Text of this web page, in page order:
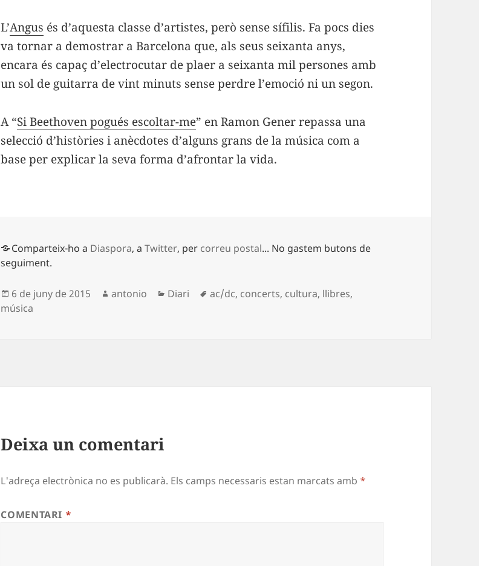
L’Angus és d’aquesta classe d’artistes, però sense sífilis. Fa pocs dies
va tornar a demostrar a Barcelona que, als seus seixanta anys,
encara és capaç d’electrocutar de plaer a seixanta mil persones amb
un sol de guitarra de vint minuts sense perdre l’emoció ni un segon.
A “Si Beethoven pogués escoltar-me” en Ramon Gener repassa una
selecció d’històries i anècdotes d’alguns grans de la música com a
base per explicar la seva forma d’afrontar la vida.
Comparteix-ho a Diaspora, aTwitter, per correu postal... No gastem butons de
seguiment.
Publicat
el
6 de juny de 2015 Autor
antonio Categories
Diari Etiquetes
ac/dc, concerts, cultura, llibres,
música
Deixa un comentari
L'adreça electrònica no es publicarà. Els camps necessaris estan marcats amb *
COMENTARI *